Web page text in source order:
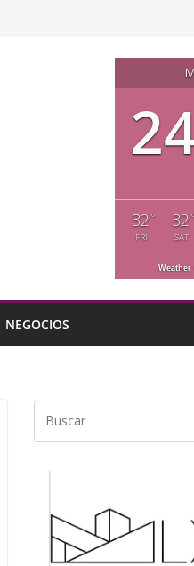
32 °
FRI
32 °
SAT
Weather
NEGOCIOS